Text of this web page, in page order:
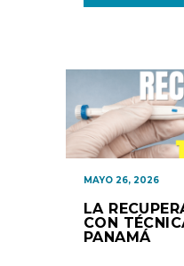
MAYO 26, 2026
LA
CON
PANAMÁ